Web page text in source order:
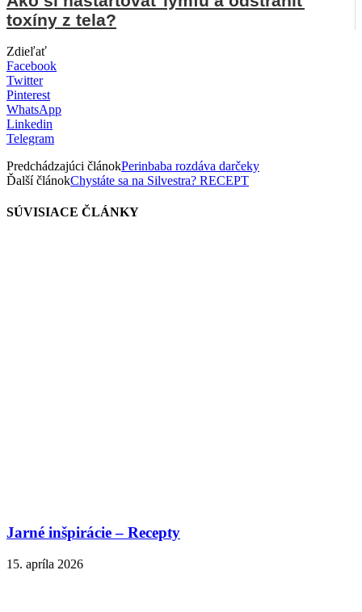
toxíny z tela?
Zdieľať
Facebook
Twitter
Pinterest
WhatsApp
Linkedin
Telegram
Predchádzajúci článokPerinbaba rozdáva darčeky
Ďalší článokChystáte sa na Silvestra? RECEPT
SÚVISIACE ČLÁNKY
Jarné inšpirácie – Recepty
15. apríla 2026